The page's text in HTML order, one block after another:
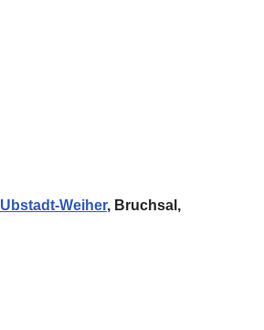
Ubstadt-Weiher, Bruchsal,